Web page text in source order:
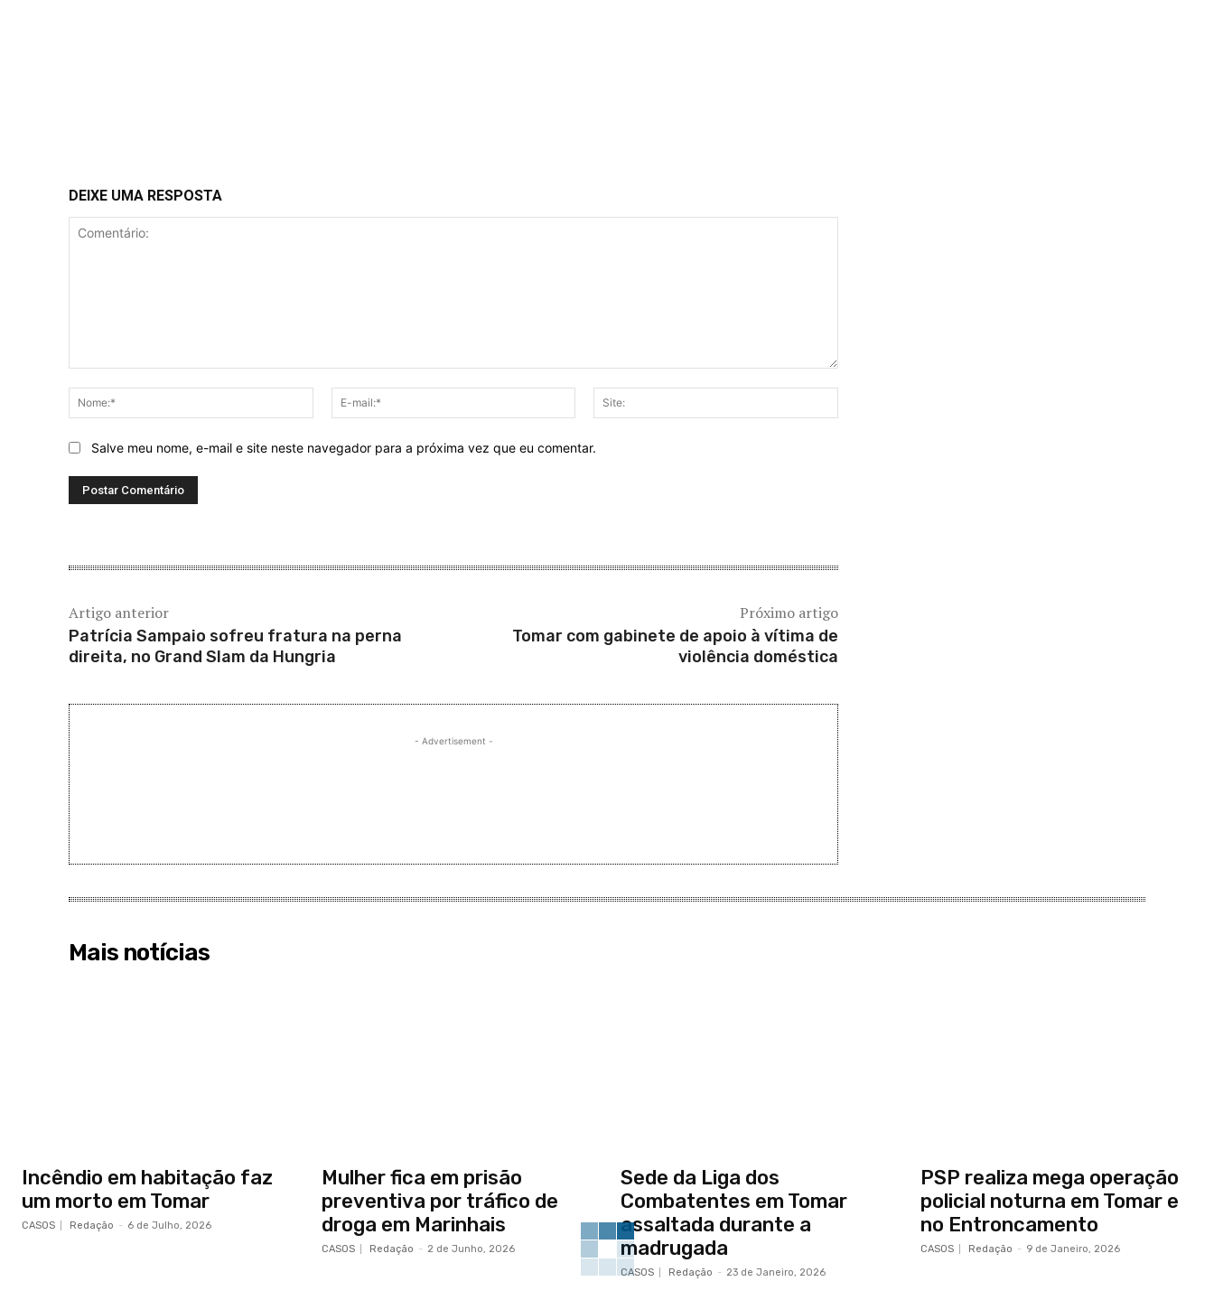
DEIXE UMA RESPOSTA
Nome:*
mail:*
Salve meu nome, e-mail e site neste navegador para a próxima vez que eu comentar.
Artigo anterior
Patrícia Sampaio sofreu fratura na perna
direita, no Grand Slam da Hungria
Próximo artigo
Tomar com gabinete de apoio à vítima de
violência doméstica
- Advertisement -
Mais notícias
Incêndio em habitação faz
um morto em Tomar
CASOS Redação - 6 de Julho, 2026
Mulher fica em prisão
preventiva por tráfico de
droga em Marinhais
CASOS Redação - 2 de Junho, 2026
Sede da Liga dos
Combatentes em Tomar
assaltada durante a
madrugada
CASOS Redação - 23 de Janeiro, 2026
PSP realiza mega operação
policial noturna em Tomar e
no Entroncamento
CASOS Redação - 9 de Janeiro, 2026